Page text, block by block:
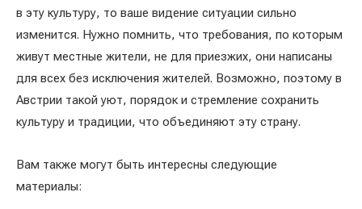
в эту культуру, то ваше видение ситуации сильно
изменится. Нужно помнить, что требования, по которым
живут местные жители, не для приезжих, они написаны
для всех без исключения жителей. Возможно, поэтому в
Австрии такой уют, порядок и стремление сохранить
культуру и традиции, что объединяют эту страну.
Вам также могут быть интересны следующие
материалы: